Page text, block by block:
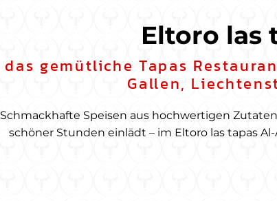
Eltoro las
das gemütliche Tapas
Gallen,
Schmackhafte Speisen aus hochwertigen
schöner Stunden einlädt – im Eltoro las tapas